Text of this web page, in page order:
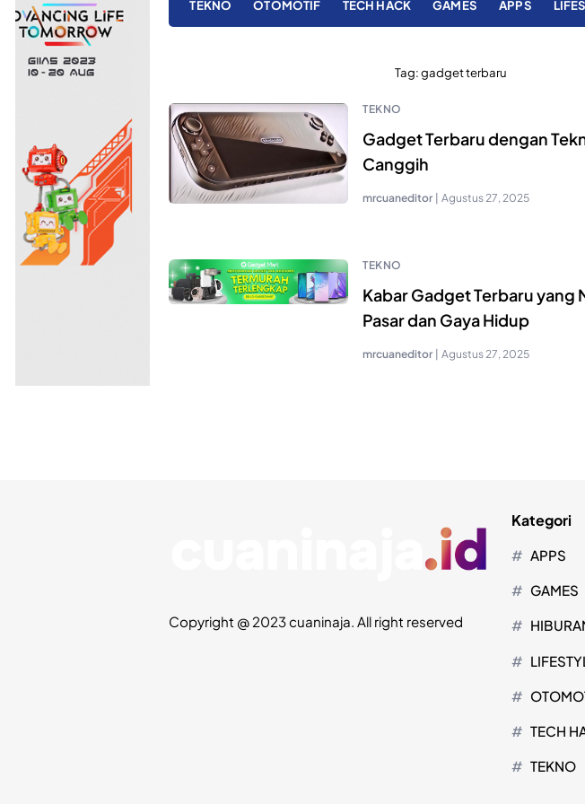
TEKNO OTOMOTIF TECH HACK GAMES APPS
Tag:gadget terbaru
TEKNO
Gadget Terbaru dengan
Canggih
mrcuaneditor | Agustus 27, 2025
TEKNO
Kabar Gadget Terbaru yang
Pasar dan Gaya Hidup
mrcuaneditor | Agustus 27, 2025
Copyright @ 2023 cuaninaja. All right reserved
Kategori
APPS
GAMES
TECH
TEKNO